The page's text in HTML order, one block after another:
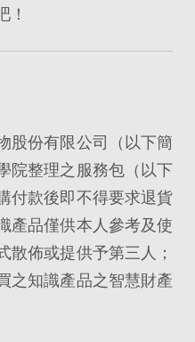
股份有限公司（以下簡
院整理之服務包（以下
付款後即不得要求退貨
產品僅供本人參考及使
散佈或提供予第三人；
之知識產品之智慧財產